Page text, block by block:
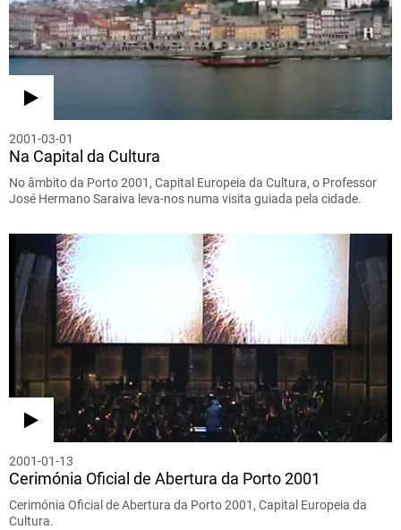
2001-03-01
Na Capital da Cultura
No âmbito da Porto 2001, Capital Europeia da Cultura, o Professor
José Hermano Saraiva leva-nos numa visita guiada pela cidade.
2001-01-13
Cerimónia Oficial de Abertura da Porto 2001
Cerimónia Oficial de Abertura da Porto 2001, Capital Europeia da
Cultura.